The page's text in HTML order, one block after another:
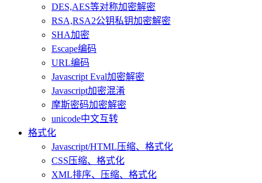
DES,AES等对称加密解密
RSA,RSA2公钥私钥加密解密
SHA加密
Escape编码
URL编码
Javascript Eval加密解密
Javascript加密混淆
摩斯密码加密解密
unicode中文互转
格式化
Javascript/HTML压缩、格式化
CSS压缩、格式化
XML排序、压缩、格式化